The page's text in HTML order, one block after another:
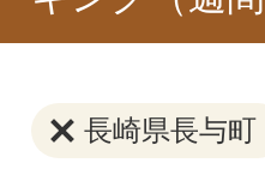
長崎県長与町